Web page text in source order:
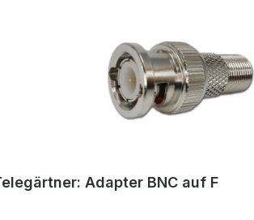
Adapter BNC auf F